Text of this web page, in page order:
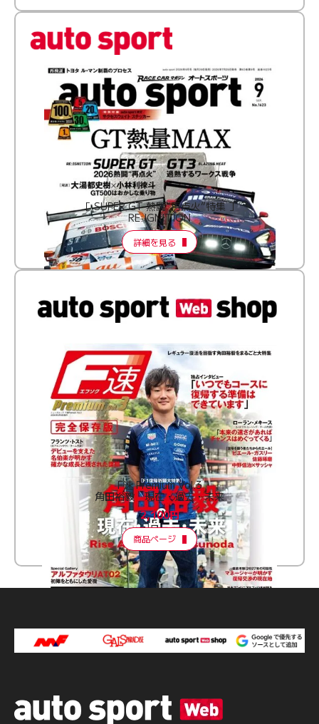
［ SUPER GT 熱闘“再点火”特集 ］
RE:IGNITION
詳細を見る
F速 Premium Vol.3
角田裕毅 現在・過去・未来
2,100円
商品ページ